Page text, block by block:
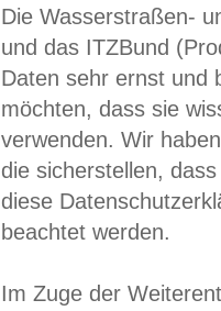
Die Wasserstraßen-
und das ITZBund
Daten sehr ernst und
möchten, dass sie
verwenden. Wir
die sicherstellen,
diese
beachtet werden.
Im Zuge der